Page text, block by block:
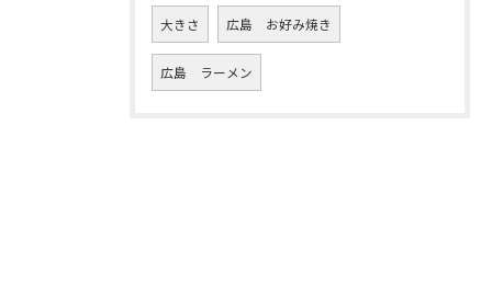
大きさ 広島 お好み焼き
広島 ラーメン